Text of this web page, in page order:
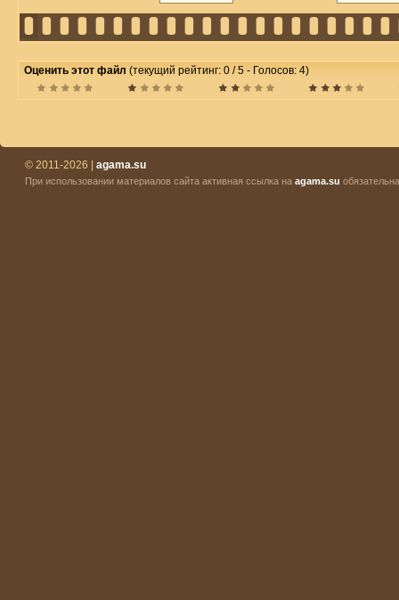
Оценить этот файл (текущий рейтинг: 0 / 5 - Голосов: 4)
© 2011-2026 | agama.su
При использовании материалов сайта активная ссылка на agama.su